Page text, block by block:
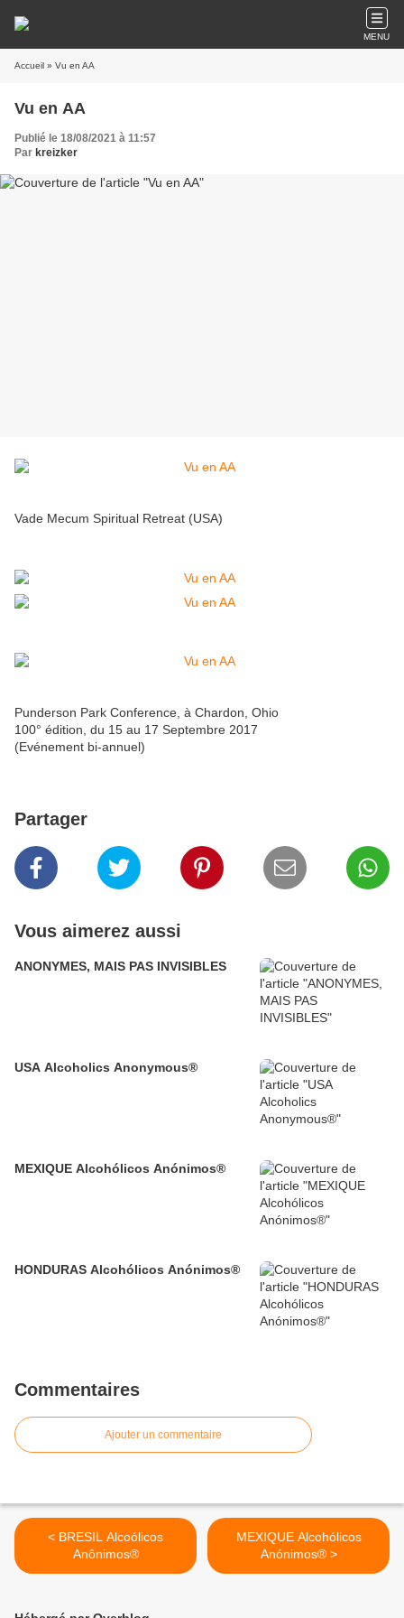
MENU
Accueil » Vu en AA
Vu en AA
Publié le 18/08/2021 à 11:57
Par kreizker
Vade Mecum Spiritual Retreat (USA)
Punderson Park Conference, à Chardon, Ohio
100° édition, du 15 au 17 Septembre 2017
(Evénement bi-annuel)
Partager
Vous aimerez aussi
ANONYMES, MAIS PAS INVISIBLES
USA Alcoholics Anonymous®
MEXIQUE Alcohólicos Anónimos®
HONDURAS Alcohólicos Anónimos®
Commentaires
Ajouter un commentaire
< BRESIL Alcoólicos
Anônimos®
MEXIQUE Alcohólicos
Anónimos® >